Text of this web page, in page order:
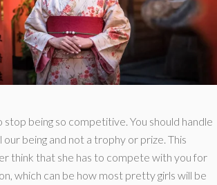
stop being so competitive. You should handle
our being and not a trophy or prize. This
think that she has to compete with you for
which can be how most pretty girls will be